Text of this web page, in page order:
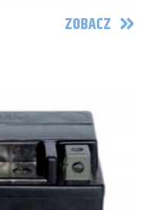
ZOBACZ